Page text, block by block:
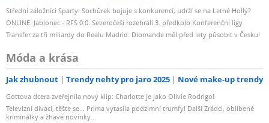
Střední záložníci Sparty: Sochůrek bojuje s konkurencí, udrží se na Letné Hollý?
ONLINE: Jablonec - RFS 0:0. Severočeši rozehráli 3. předkolo Konferenční ligy
Transfer za tři miliardy do Realu Madrid: Diomande měl před lety působit v Česku!
Móda a krása
Jak zhubnout Trendy nehty pro jaro 2025 Nové make-up trendy
Gottova dcera zveřejnila nový klip: Charlotte je jako Olivie Rodrigo!
Televizní diváci, těšte se... Prima vytasila podzimní trumfy! Další Zrádci, oblíbené
kriminálky a žhavé novinky...